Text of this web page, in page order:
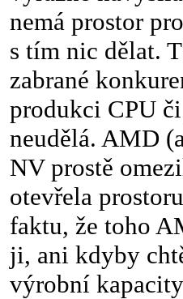
nemá prostor
s tím nic dělat.
zabrané
produkci CPU
neudělá. AMD
NV prostě
otevřela
faktu, že toho
ji, ani kdyby
výrobní